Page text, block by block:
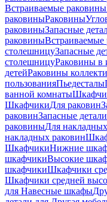
Встраиваемые раковины
раковиныРаковины
раковиныЗапасные
раковиныВстраиваемые
столешницуЗапасные
столешницуРаковины в
детейРаковины
пользованияПьедесталы
ванной комнаты
ШкафчикиДля раковин
раковинЗапасные
раковиныДля
накладных pаковин
ШкафчикиНижние
шкафчикиВысокие
шкафчикиШкафчики
Шкафчики средней
для Навесные шкафы